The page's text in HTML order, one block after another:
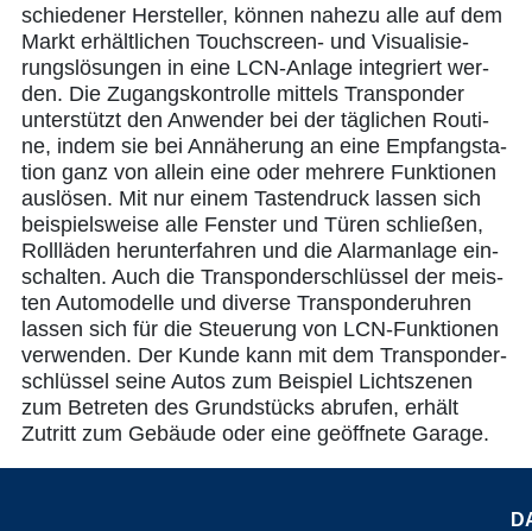
schie­de­ner Her­stel­ler, kön­nen nahe­zu alle auf dem
Markt erhält­li­chen Touch­screen- und Visua­li­sie­
rungs­lö­sun­gen in eine LCN-Anla­ge inte­griert wer­
den. Die Zugangs­kon­trol­le mit­tels Trans­pon­der
unter­stützt den Anwen­der bei der täg­li­chen Rou­ti­
ne, indem sie bei Annä­he­rung an eine Emp­fang­sta­
ti­on ganz von allein eine oder meh­re­re Funk­tio­nen
aus­lö­sen. Mit nur einem Tas­ten­druck las­sen sich
bei­spiels­wei­se alle Fens­ter und Türen schlie­ßen,
Roll­lä­den her­un­ter­fah­ren und die Alarm­an­la­ge ein­
schal­ten. Auch die Trans­pon­der­schlüs­sel der meis­
ten Auto­mo­del­le und diver­se Trans­pon­der­uh­ren
las­sen sich für die Steue­rung von LCN-Funk­tio­nen
ver­wen­den. Der Kun­de kann mit dem Trans­pon­der­
schlüs­sel sei­ne Autos zum Bei­spiel Licht­sze­nen
zum Betre­ten des Grund­stücks abru­fen, erhält
Zutritt zum Gebäu­de oder eine geöff­ne­te Garage.